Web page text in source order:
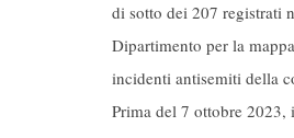
di sotto dei 207 registrati
Dipartimento per la
incidenti antisemiti della
Prima del 7 ottobre 2023,